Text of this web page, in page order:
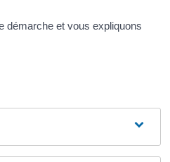
démarche et vous expliquons